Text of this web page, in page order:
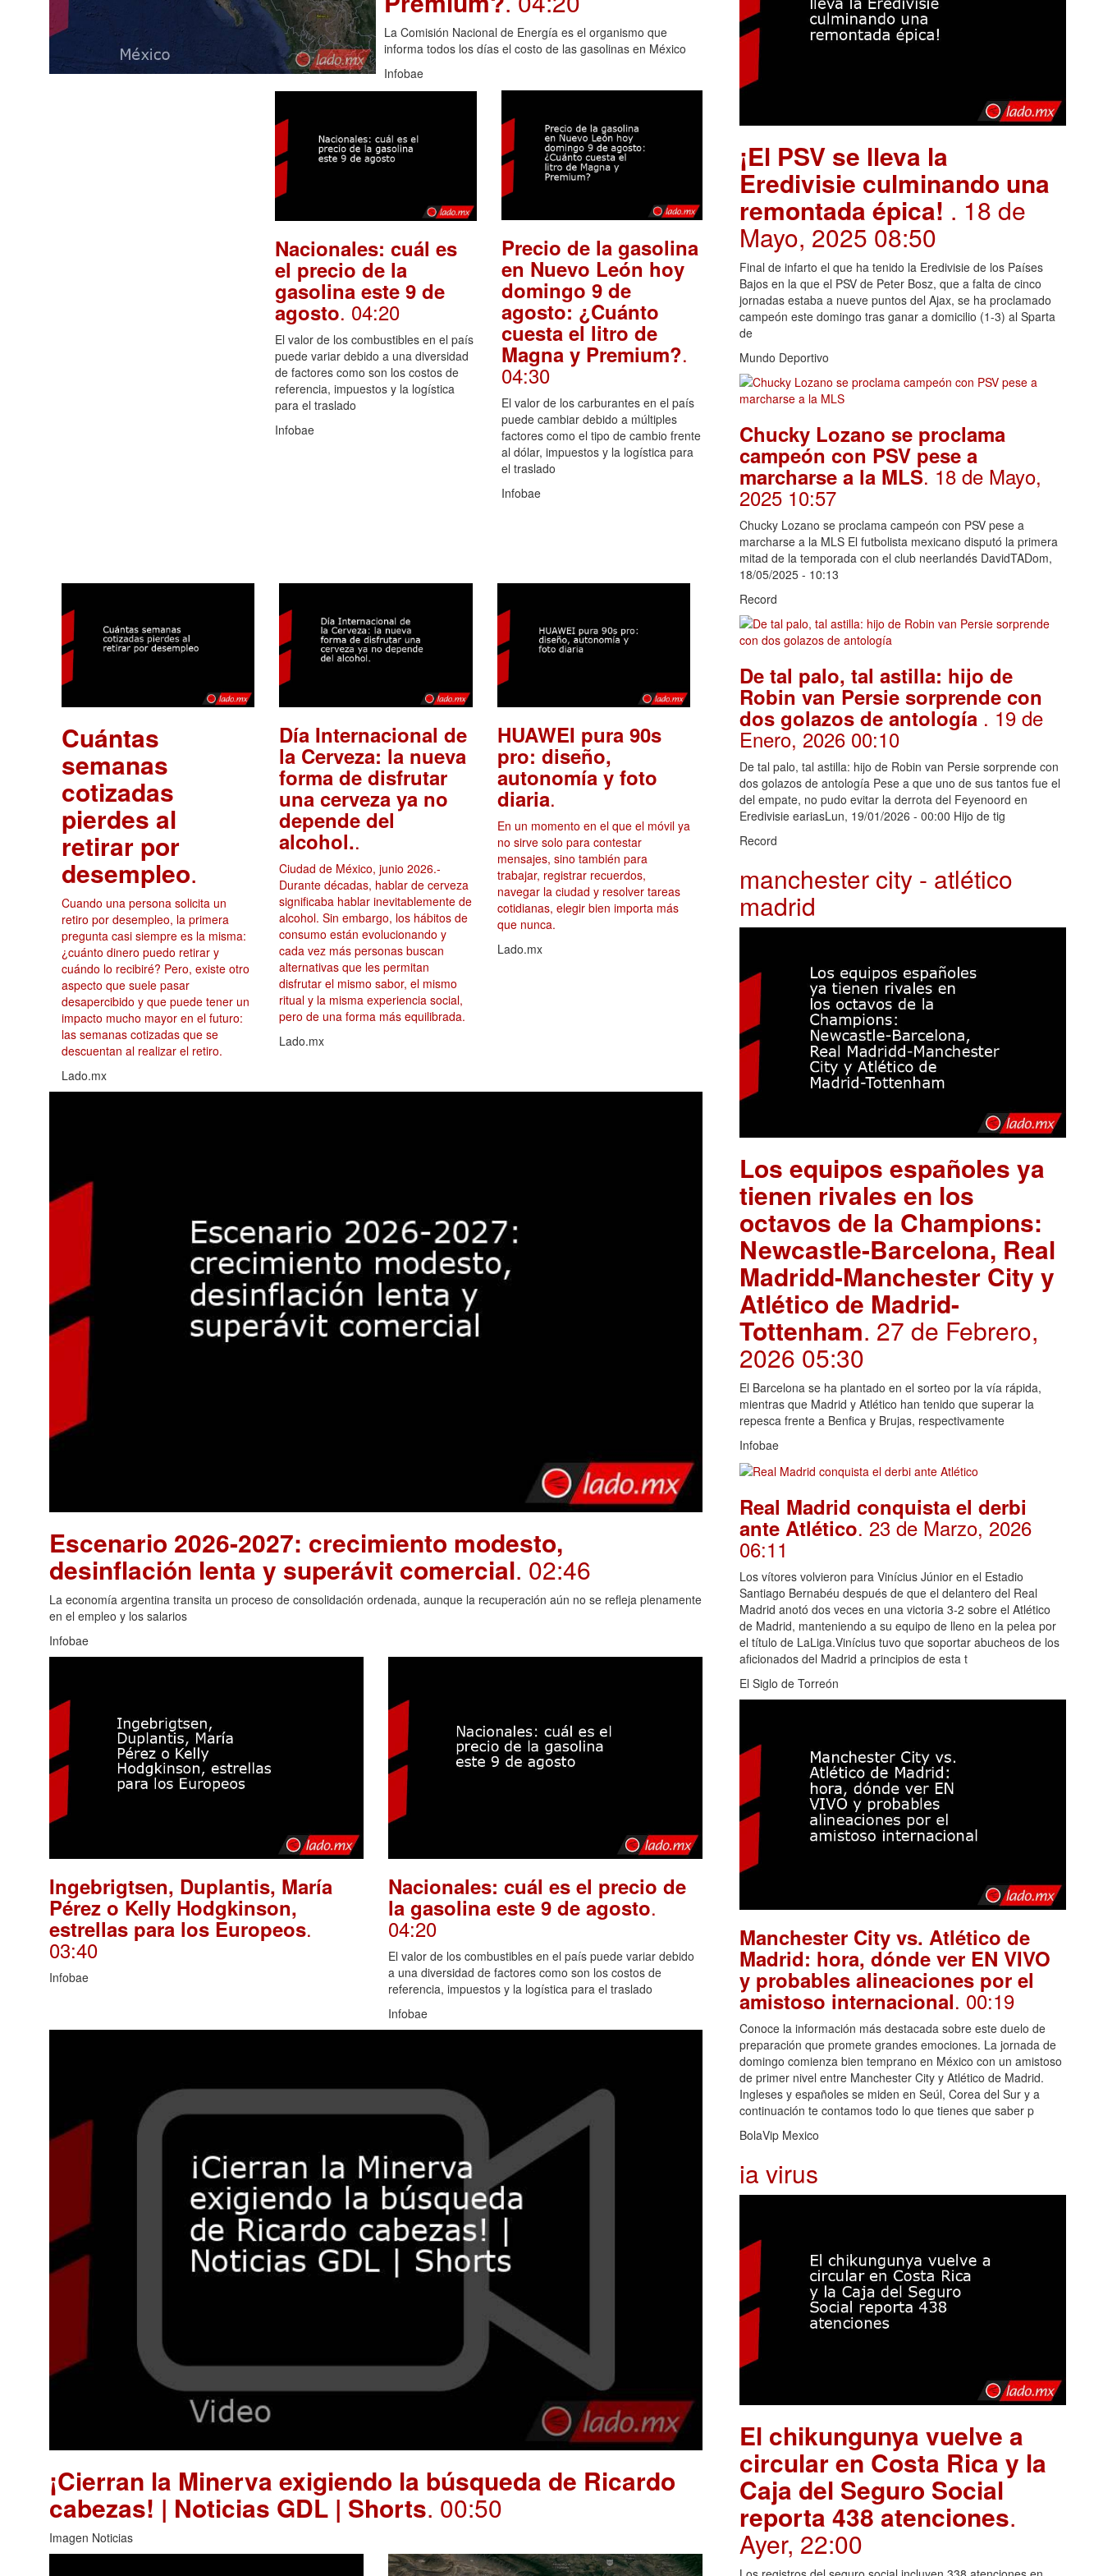
La Comisión Nacional de Energía es el organismo que
informa todos los días el costo de las gasolinas en México
Infobae
Nacionales: cuál es
el precio de la
gasolina este 9 de
agosto. 04:20
El valor de los combustibles en el país
puede variar debido a una diversidad
de factores como son los costos de
referencia, impuestos y la logística
para el traslado
Infobae
Precio de la gasolina
en Nuevo León hoy
domingo 9 de
agosto: ¿Cuánto
cuesta el litro de
Magna y Premium?.
04:30
El valor de los carburantes en el país
puede cambiar debido a múltiples
factores como el tipo de cambio frente
al dólar, impuestos y la logística para
el traslado
Infobae
Cuántas
semanas
cotizadas
pierdes al
retirar por
desempleo.
Cuando una persona solicita un
retiro por desempleo, la primera
pregunta casi siempre es la misma:
¿cuánto dinero puedo retirar y
cuándo lo recibiré? Pero, existe otro
aspecto que suele pasar
desapercibido y que puede tener un
impacto mucho mayor en el futuro:
las semanas cotizadas que se
descuentan al realizar el retiro.
Lado.mx
Día Internacional de
la Cerveza: la nueva
forma de disfrutar
una cerveza ya no
depende del
alcohol..
Ciudad de México, junio 2026.-
Durante décadas, hablar de cerveza
significaba hablar inevitablemente de
alcohol. Sin embargo, los hábitos de
consumo están evolucionando y
cada vez más personas buscan
alternativas que les permitan
disfrutar el mismo sabor, el mismo
ritual y la misma experiencia social,
pero de una forma más equilibrada.
Lado.mx
HUAWEI pura 90s
pro: diseño,
autonomía y foto
diaria.
En un momento en el que el móvil ya
no sirve solo para contestar
mensajes, sino también para
trabajar, registrar recuerdos,
navegar la ciudad y resolver tareas
cotidianas, elegir bien importa más
que nunca.
Lado.mx
Escenario 2026-2027: crecimiento modesto,
desinflación lenta y superávit comercial. 02:46
La economía argentina transita un proceso de consolidación ordenada, aunque la recuperación aún no se refleja plenamente
en el empleo y los salarios
Infobae
Ingebrigtsen, Duplantis, María
Pérez o Kelly Hodgkinson,
estrellas para los Europeos.
03:40
Infobae
Nacionales: cuál es el precio de
la gasolina este 9 de agosto.
04:20
El valor de los combustibles en el país puede variar debido
a una diversidad de factores como son los costos de
referencia, impuestos y la logística para el traslado
Infobae
¡Cierran la Minerva exigiendo la búsqueda de Ricardo
cabezas! | Noticias GDL | Shorts. 00:50
Imagen Noticias
¡El PSV se lleva la
Eredivisie culminando una
remontada épica! . 18 de
Mayo, 2025 08:50
Final de infarto el que ha tenido la Eredivisie de los Países
Bajos en la que el PSV de Peter Bosz, que a falta de cinco
jornadas estaba a nueve puntos del Ajax, se ha proclamado
campeón este domingo tras ganar a domicilio (1-3) al Sparta
de
Mundo Deportivo
Chucky Lozano se proclama
campeón con PSV pese a
marcharse a la MLS. 18 de Mayo,
2025 10:57
Chucky Lozano se proclama campeón con PSV pese a
marcharse a la MLS El futbolista mexicano disputó la primera
mitad de la temporada con el club neerlandés DavidTADom,
18/05/2025 - 10:13
Record
De tal palo, tal astilla: hijo de
Robin van Persie sorprende con
dos golazos de antología . 19 de
Enero, 2026 00:10
De tal palo, tal astilla: hijo de Robin van Persie sorprende con
dos golazos de antología Pese a que uno de sus tantos fue el
del empate, no pudo evitar la derrota del Feyenoord en
Eredivisie eariasLun, 19/01/2026 - 00:00 Hijo de tig
Record
manchester city - atlético
madrid
Los equipos españoles ya
tienen rivales en los
octavos de la Champions:
Newcastle-Barcelona, Real
Madridd-Manchester City y
Atlético de Madrid-
Tottenham. 27 de Febrero,
2026 05:30
El Barcelona se ha plantado en el sorteo por la vía rápida,
mientras que Madrid y Atlético han tenido que superar la
repesca frente a Benfica y Brujas, respectivamente
Infobae
Real Madrid conquista el derbi
ante Atlético. 23 de Marzo, 2026
06:11
Los vítores volvieron para Vinícius Júnior en el Estadio
Santiago Bernabéu después de que el delantero del Real
Madrid anotó dos veces en una victoria 3-2 sobre el Atlético
de Madrid, manteniendo a su equipo de lleno en la pelea por
el título de LaLiga.Vinícius tuvo que soportar abucheos de los
aficionados del Madrid a principios de esta t
El Siglo de Torreón
Manchester City vs. Atlético de
Madrid: hora, dónde ver EN VIVO
y probables alineaciones por el
amistoso internacional. 00:19
Conoce la información más destacada sobre este duelo de
preparación que promete grandes emociones. La jornada de
domingo comienza bien temprano en México con un amistoso
de primer nivel entre Manchester City y Atlético de Madrid.
Ingleses y españoles se miden en Seúl, Corea del Sur y a
continuación te contamos todo lo que tienes que saber p
BolaVip Mexico
ia virus
El chikungunya vuelve a
circular en Costa Rica y la
Caja del Seguro Social
reporta 438 atenciones.
Ayer, 22:00